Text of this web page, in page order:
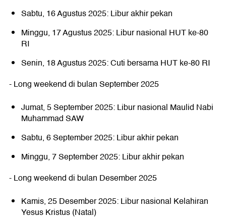
Sabtu, 16 Agustus 2025: Libur akhir pekan
Minggu, 17 Agustus 2025: Libur nasional HUT ke-80
RI
Senin, 18 Agustus 2025: Cuti bersama HUT ke-80 RI
- Long weekend di bulan September 2025
Jumat, 5 September 2025: Libur nasional Maulid Nabi
Muhammad SAW
Sabtu, 6 September 2025: Libur akhir pekan
Minggu, 7 September 2025: Libur akhir pekan
- Long weekend di bulan Desember 2025
Kamis, 25 Desember 2025: Libur nasional Kelahiran
Yesus Kristus (Natal)